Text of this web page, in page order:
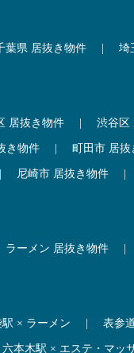
葉県 居抜き物件 埼
居抜き物件 渋谷区
き物件 町田市 居抜
尼崎市 居抜き物件
ラーメン 居抜き物件
駅 × ラーメン 表参
六本木駅 × エステ・マッ